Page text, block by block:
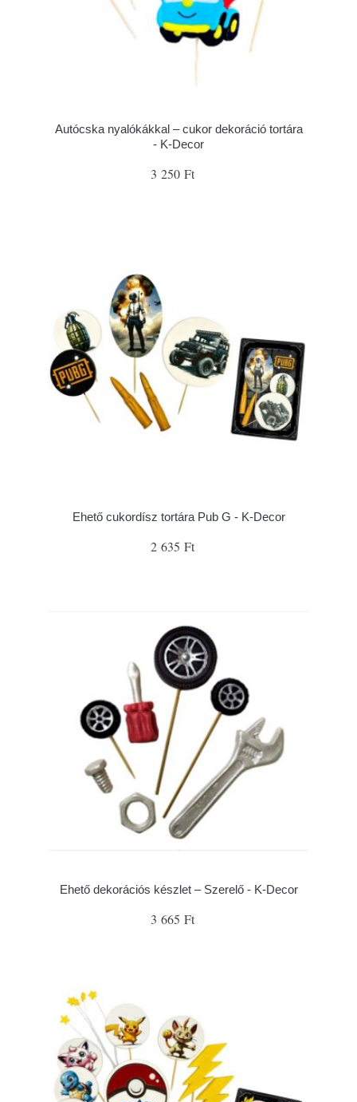
Autócska nyalókákkal – cukor dekoráció tortára
- K-Decor
3 250 Ft
Ehető cukordísz tortára Pub G - K-Decor
2 635 Ft
Ehető dekorációs készlet – Szerelő - K-Decor
3 665 Ft